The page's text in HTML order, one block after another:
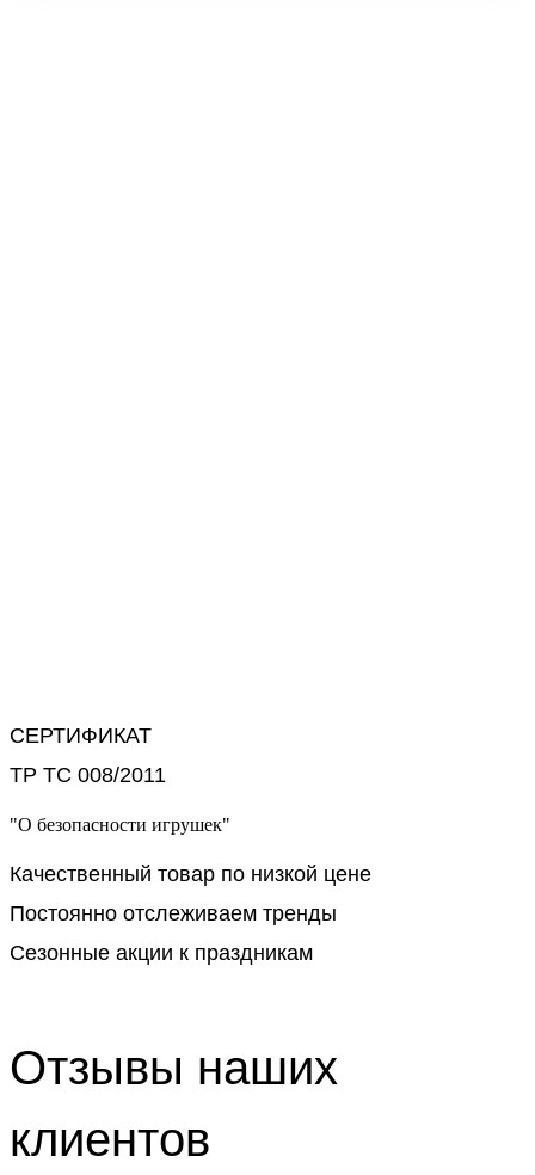
СЕРТИФИКАТ
ТР ТС 008/2011
"О безопасности игрушек"
Качественный товар по низкой цене
Постоянно отслеживаем тренды
Сезонные акции к праздникам
Отзывы наших
клиентов